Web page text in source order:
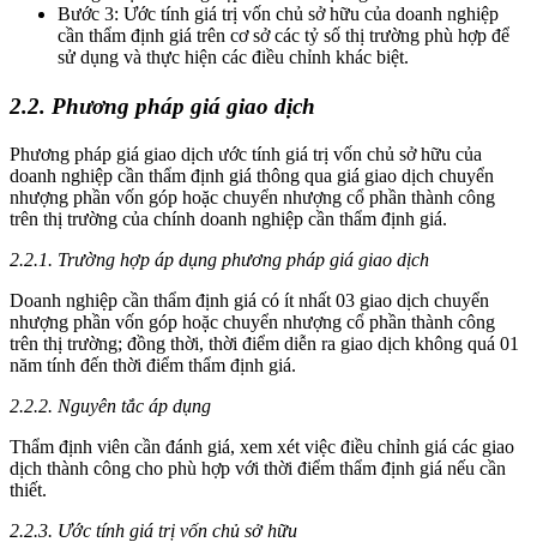
Bước 3: Ước tính giá trị vốn chủ sở hữu của doanh nghiệp
cần thẩm định giá trên cơ sở các tỷ số thị trường phù hợp để
sử dụng và thực hiện các điều chỉnh khác biệt.
2.2. Phương pháp giá giao dịch
Phương pháp giá giao dịch ước tính giá trị vốn chủ sở hữu của
doanh nghiệp cần thẩm định giá thông qua giá giao dịch chuyển
nhượng phần vốn góp hoặc chuyển nhượng cổ phần thành công
trên thị trường của chính doanh nghiệp cần thẩm định giá.
2.2.1. Trường hợp áp dụng phương pháp giá giao dịch
Doanh nghiệp cần thẩm định giá có ít nhất 03 giao dịch chuyển
nhượng phần vốn góp hoặc chuyển nhượng cổ phần thành công
trên thị trường; đồng thời, thời điểm diễn ra giao dịch không quá 01
năm tính đến thời điểm thẩm định giá.
2.2.2. Nguyên tắc áp dụng
Thẩm định viên cần đánh giá, xem xét việc điều chỉnh giá các giao
dịch thành công cho phù hợp với thời điểm thẩm định giá nếu cần
thiết.
2.2.3. Ước tính giá trị vốn chủ sở hữu